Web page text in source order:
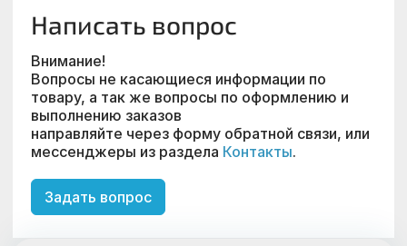
Написать вопрос
Внимание!
Вопросы не касающиеся информации по
товару, а так же вопросы по оформлению и
выполнению заказов
направляйте через форму обратной связи, или
мессенджеры из раздела Контакты.